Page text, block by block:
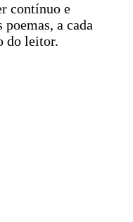
contínuo e
a cada
do leitor.